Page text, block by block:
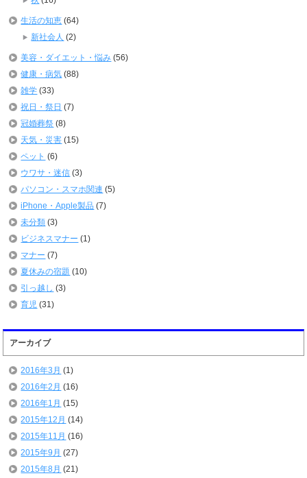
生活の知恵 (64)
新社会人 (2)
美容・ダイエット・悩み (56)
健康・病気 (88)
雑学 (33)
祝日・祭日 (7)
冠婚葬祭 (8)
天気・災害 (15)
ペット (6)
ウワサ・迷信 (3)
パソコン・スマホ関連 (5)
iPhone・Apple製品 (7)
未分類 (3)
ビジネスマナー (1)
マナー (7)
夏休みの宿題 (10)
引っ越し (3)
育児 (31)
アーカイブ
2016年3月 (1)
2016年2月 (16)
2016年1月 (15)
2015年12月 (14)
2015年11月 (16)
2015年9月 (27)
2015年8月 (21)